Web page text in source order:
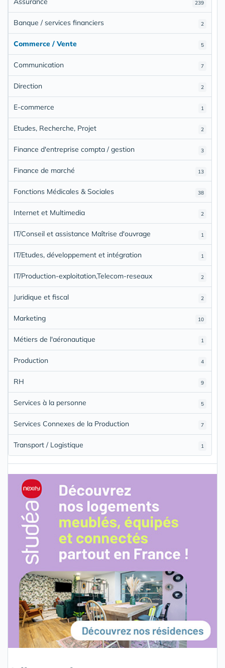
239
2
Banque / services financiers
5
Commerce / Vente
7
Communication
2
Direction
1
E-commerce
2
Etudes, Recherche, Projet
3
Finance d'entreprise compta / gestion
13
Finance de marché
38
Fonctions Médicales & Sociales
2
Internet et Multimedia
1
IT/Conseil et assistance Maîtrise d'ouvrage
1
IT/Etudes, développement et intégration
2
IT/Production-exploitation,Telecom-reseaux
2
Juridique et fiscal
10
Marketing
1
Métiers de l'aéronautique
4
Production
9
RH
5
Services à la personne
7
Services Connexes de la Production
1
Transport / Logistique